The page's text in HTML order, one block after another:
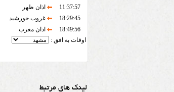
11:37:57
اذان ظهر
18:29:45
غروب خورشید
18:49:56
اذان مغرب
اوقات به افق :
لینک های مرتبط